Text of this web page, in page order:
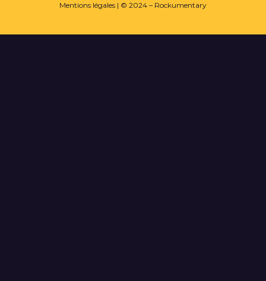
Mentions légales | © 2024 – Rockumentary